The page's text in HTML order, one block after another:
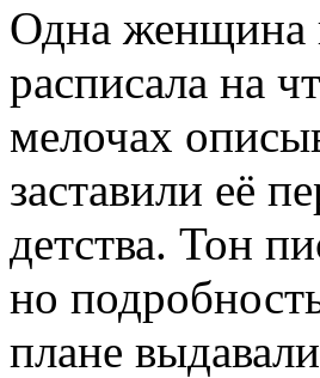
Одна женщина
расписала на
мелочах
заставили её
детства. Тон
но
плане